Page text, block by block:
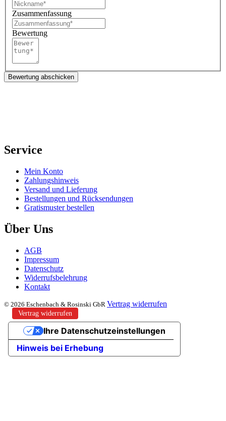
Zusammenfassung
Bewertung
Bewertung abschicken
Service
Mein Konto
Zahlungshinweis
Versand und Lieferung
Bestellungen und Rücksendungen
Gratismuster bestellen
Über Uns
AGB
Impressum
Datenschutz
Widerrufsbelehrung
Kontakt
© 2026 Eschenbach & Rosinski GbR Vertrag widerrufen
Vertrag widerrufen
Hinweis bei Erhebung
Ihre Datenschutzeinstellungen